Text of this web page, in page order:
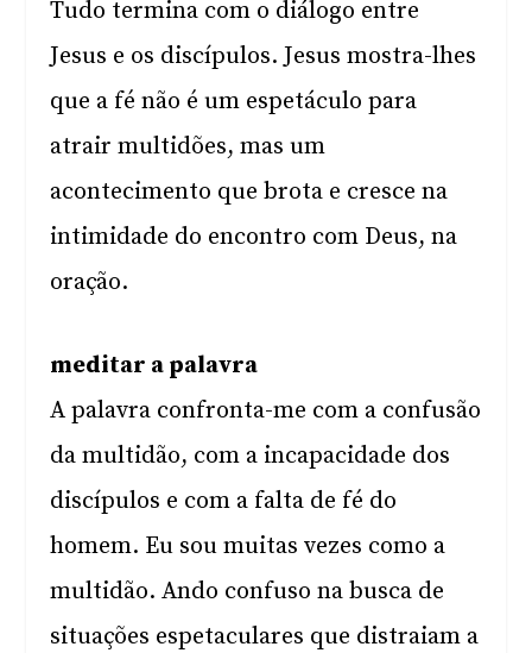
Tudo termina com o diálogo entre
Jesus e os discípulos. Jesus mostra-lhes
que a fé não é um espetáculo para
atrair multidões, mas um
acontecimento que brota e cresce na
intimidade do encontro com Deus, na
oração.
meditar a palavra
A palavra confronta-me com a confusão
da multidão, com a incapacidade dos
discípulos e com a falta de fé do
homem. Eu sou muitas vezes como a
multidão. Ando confuso na busca de
situações espetaculares que distraiam a